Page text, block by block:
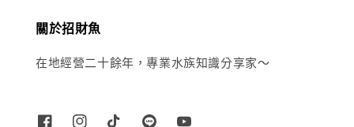
關於招財魚
在地經營二十餘年，專業水族知識分享家～